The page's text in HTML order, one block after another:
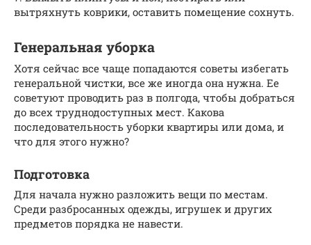
вытряхнуть коврики, оставить помещение сохнуть.
Генеральная уборка
Хотя сейчас все чаще попадаются советы избегать
генеральной чистки, все же иногда она нужна. Ее
советуют проводить раз в полгода, чтобы добраться
до всех труднодоступных мест. Какова
последовательность уборки квартиры или дома, и
что для этого нужно?
Подготовка
Для начала нужно разложить вещи по местам.
Среди разбросанных одежды, игрушек и других
предметов порядка не навести.